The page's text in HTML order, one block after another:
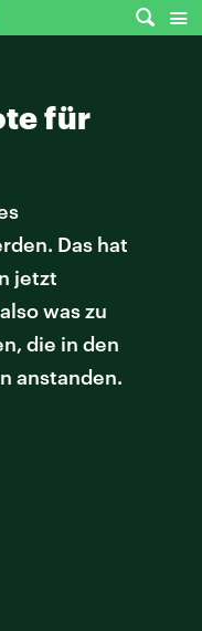
für
Das hat
jetzt
was zu
die in den
anstanden.